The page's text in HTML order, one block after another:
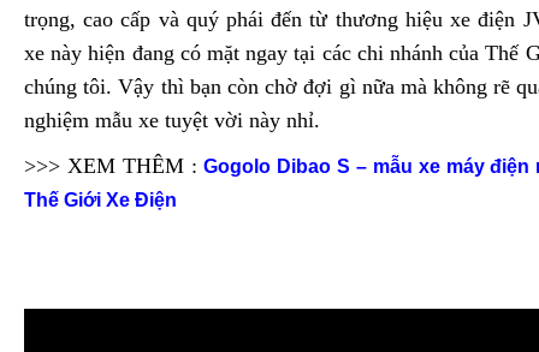
trọng, cao cấp và quý phái đến từ thương hiệu xe điện
xe này hiện đang có mặt ngay tại các chi nhánh của Thế
chúng tôi. Vậy thì bạn còn chờ đợi gì nữa mà không rẽ
nghiệm mẫu xe tuyệt vời này nhỉ.
>>> XEM THÊM : Gogolo Dibao S – mẫu xe máy điện
Thế Giới Xe Điện